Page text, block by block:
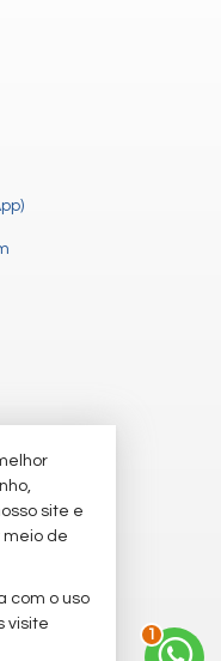
1
site e
de
com o uso
visite